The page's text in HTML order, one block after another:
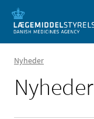
Nyheder
Nyheder